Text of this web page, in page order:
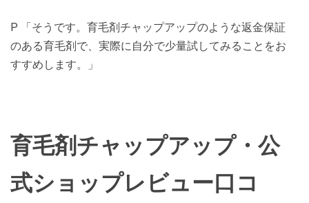
P 「そうです。育毛剤チャップアップのような返金保証
のある育毛剤で、実際に自分で少量試してみることをお
すすめします。」
育毛剤チャップアップ・公
式ショップレビュー口コ